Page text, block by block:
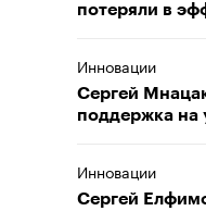
потеряли в
Инновации
Сергей
поддержка на
Инновации
Сергей